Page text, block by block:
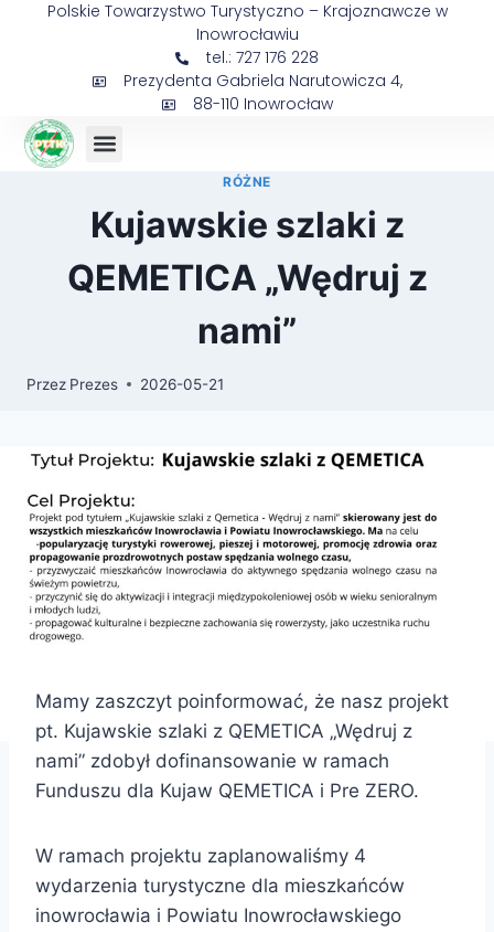
Polskie Towarzystwo Turystyczno – Krajoznawcze w
Inowrocławiu
tel.: 727 176 228
Prezydenta Gabriela Narutowicza 4,
88-110 Inowrocław
RÓŻNE
Kujawskie szlaki z
QEMETICA „Wędruj z
nami”
Przez Prezes 2026-05-21
Mamy zaszczyt poinformować, że nasz projekt
pt. Kujawskie szlaki z QEMETICA „Wędruj z
nami” zdobył dofinansowanie w ramach
Funduszu dla Kujaw QEMETICA i Pre ZERO.
W ramach projektu zaplanowaliśmy 4
wydarzenia turystyczne dla mieszkańców
inowrocławia i Powiatu Inowrocławskiego